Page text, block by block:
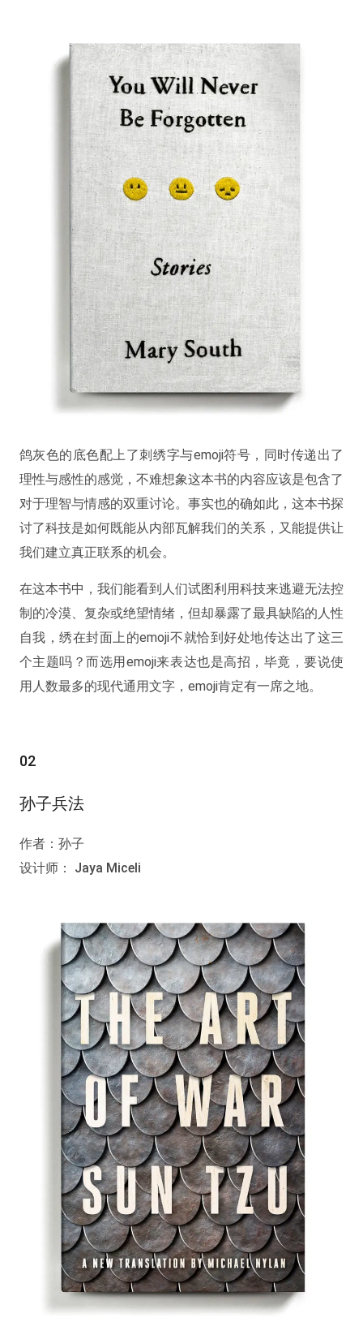
鸽灰色的底色配上了刺绣字与emoji符号，同时传递出了
理性与感性的感觉，不难想象这本书的内容应该是包含了
对于理智与情感的双重讨论。事实也的确如此，这本书探
讨了科技是如何既能从内部瓦解我们的关系，又能提供让
我们建立真正联系的机会。
在这本书中，我们能看到人们试图利用科技来逃避无法控
制的冷漠、复杂或绝望情绪，但却暴露了最具缺陷的人性
自我，绣在封面上的emoji不就恰到好处地传达出了这三
个主题吗？而选用emoji来表达也是高招，毕竟，要说使
用人数最多的现代通用文字，emoji肯定有一席之地。
02
孙子兵法
作者：孙子
设计师： Jaya Miceli